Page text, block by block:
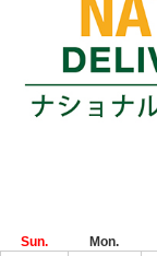
Sun. Mon.